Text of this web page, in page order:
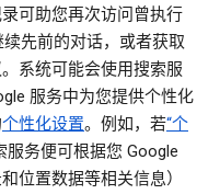
可助您再次访问曾执行
续先前的对话，或者获取
系统可能会使用搜索服
服务中为您提供个性化
个性化设置。例如，若“个
服务便可根据您 Google
位置数据等相关信息）